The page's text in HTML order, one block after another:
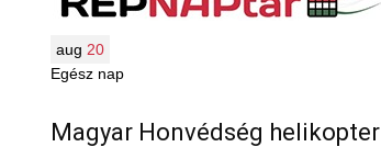
aug 20
Egész nap
Magyar Honvédség helikopter